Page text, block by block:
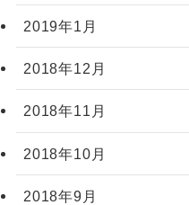
2019年1月
2018年12月
2018年11月
2018年10月
2018年9月